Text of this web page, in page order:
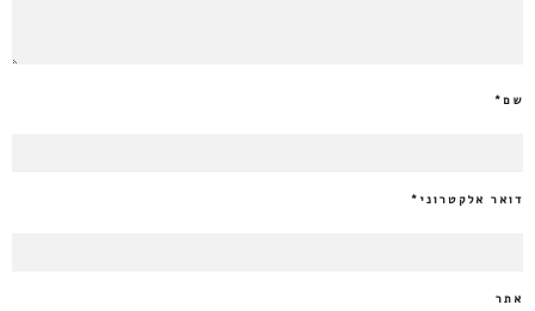
שם*
דואר אלקטרוני *
אתר